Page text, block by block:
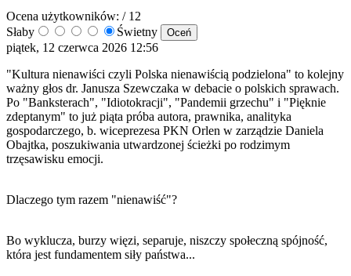
Ocena użytkowników: / 12
Słaby
Świetny
piątek, 12 czerwca 2026 12:56
"Kultura nienawiści czyli Polska nienawiścią podzielona" to kolejny
ważny głos dr. Janusza Szewczaka w debacie o polskich sprawach.
Po "Banksterach", "Idiotokracji", "Pandemii grzechu" i "Pięknie
zdeptanym" to już piąta próba autora, prawnika, analityka
gospodarczego, b. wiceprezesa PKN Orlen w zarządzie Daniela
Obajtka, poszukiwania utwardzonej ścieżki po rodzimym
trzęsawisku emocji.
Dlaczego tym razem "nienawiść"?
Bo wyklucza, burzy więzi, separuje, niszczy społeczną spójność,
która jest fundamentem siły państwa...